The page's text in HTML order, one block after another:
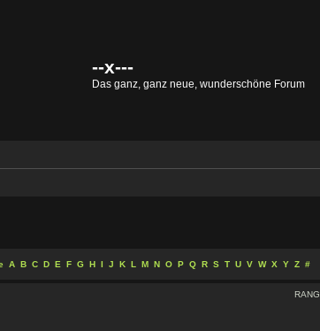
--x---
Das ganz, ganz neue, wunderschöne Forum
A B C D E F G H I J K L M N O P Q R S T U V W X Y Z #
RANG